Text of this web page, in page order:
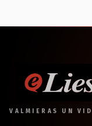
VALMIERAS UN